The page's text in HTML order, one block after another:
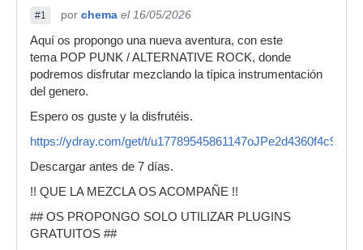
#1 por chema el 16/05/2026
Aquí os propongo una nueva aventura, con este
tema POP PUNK / ALTERNATIVE ROCK, donde
podremos disfrutar mezclando la típica instrumentación
del genero.
Espero os guste y la disfrutéis.
https://ydray.com/get/t/
Descargar antes de 7 días.
!! QUE LA MEZCLA OS ACOMPAÑE !!
## OS PROPONGO SOLO UTILIZAR PLUGINS
GRATUITOS ##